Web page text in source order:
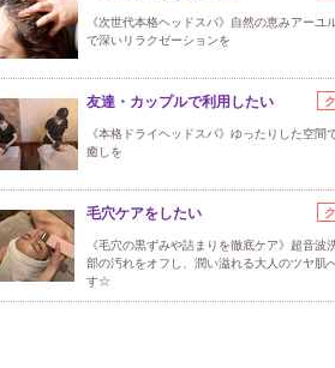
《次世代本格ヘッドスパ》自然の恵みアーユ
で深いリラクゼーションを
友達・カップルで利用したい
《本格ドライヘッドスパ》ゆったりした空間
癒しを
毛穴ケアをしたい
《毛穴の黒ずみや詰まりを徹底ケア》超音波
部の汚れをオフし、潤い溢れる大人のツヤ肌
す☆